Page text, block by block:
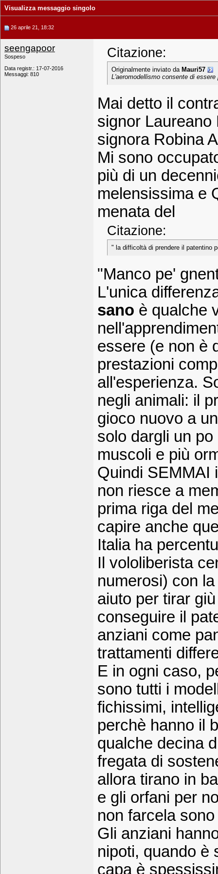
Visualizza messaggio singolo
26 aprile 21, 18:32
seengapoor
Sospeso
Data registr.: 17-07-2016
Messaggi: 810
Citazione:
Originalmente inviato da Mauri57
L'aeromodellismo consente di
Mai detto il
signor Laureano
signora Robina
Mi sono
più di un
melensissima e
menata del
Citazione:
" la difficoltà di prendere il patentino
"Manco pe'
L'unica
sano è qualche
essere (e non è
prestazioni
all'esperienza.
negli animali: il
gioco nuovo a
solo dargli un
muscoli e più
Quindi SEMMAI
non riesce a
prima riga del
capire anche
Italia ha
Il vololiberista
numerosi) con
aiuto per tirar
conseguire il
anziani come
trattamenti
E in ogni caso,
sono tutti i
fichissimi,
perchè hanno il
qualche decina
fregata di
allora tirano in
e gli orfani per
non farcela
Gli anziani
nipoti, quando è
capa è